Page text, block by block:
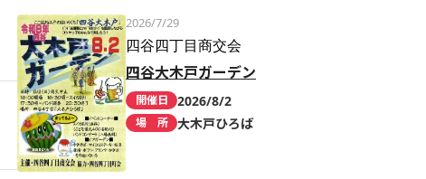
2026/7/29
四谷四丁目商交会
四谷大木戸ガーデン
開催日 2026/8/2
場 所 大木戸ひろば